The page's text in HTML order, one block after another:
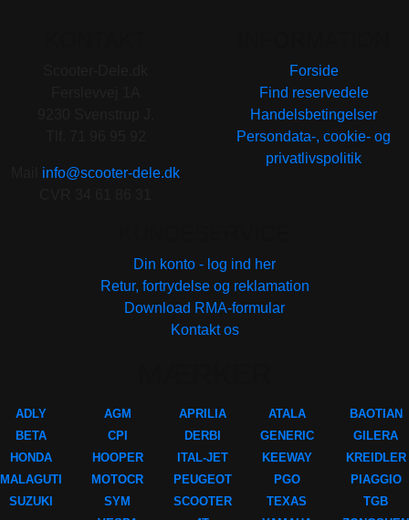
info@scooter-dele.dk
Forside
Find reservedele
Handelsbetingelser
Persondata-, cookie- og
privatlivspolitik
Din konto - log ind her
Retur, fortrydelse og reklamation
Download RMA-formular
Kontakt os
ADLY
BETA
HONDA
MALAGUTI
SUZUKI
AGM
CPI
HOOPER
MOTOCR
SYM
APRILIA
DERBI
ITAL-JET
PEUGEOT
SCOOTER
ATALA
GENERIC
KEEWAY
PGO
TEXAS
BAOTIAN
GILERA
KREIDLER
PIAGGIO
TGB